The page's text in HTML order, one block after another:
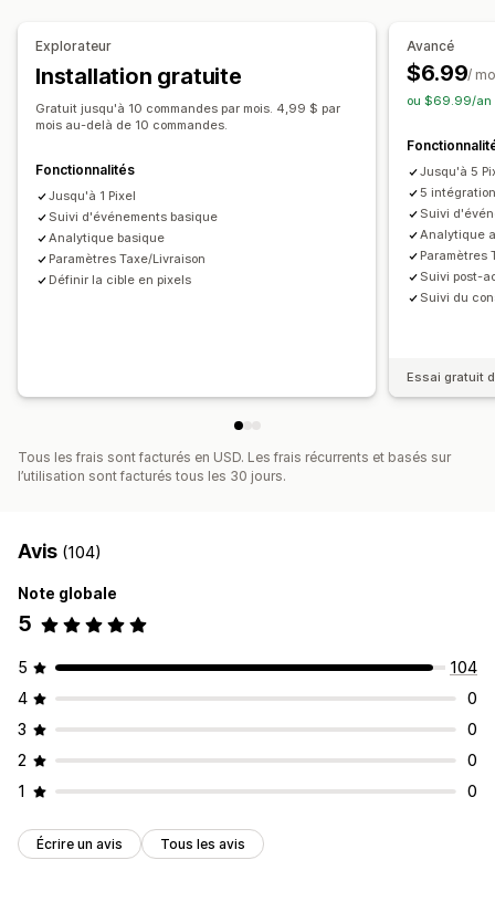
Médias sociaux
Analyses de performance
Indicateurs d’engagement Suivi des conversions
Attribution UTM
Source de trafic
Supports visuels et rapports
Tableau de bord des analyses de données
Explorateur
Installation gratuite
Gratuit jusqu'à 10 commandes par mois. 4,99 $ par
mois au-delà de 10 commandes.
Fonctionnalités
Jusqu'à 1 Pixel
Suivi d'événements basique
Analytique basique
Paramètres Taxe/Livraison
Définir la cible en pixels
Avancé
$6.99/
ou $69.99/an
Jusqu'à 5
5
Suivi
Analytique
Paramètres
Suivi post-
Suivi du
Essai gratuit
Tous les frais sont facturés en USD. Les frais récurrents et basés sur
l’utilisation sont facturés tous les 30 jours.
Avis (104)
Note globale
5
5
104
4
0
3
0
2
0
1
0
Écrire un avis Tous les avis